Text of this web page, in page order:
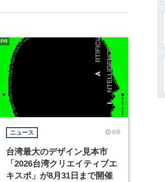
ニュース 8/6
台湾最大のデザイン見本市
「2026台湾クリエイティブエ
キスポ」が8月31日まで開催
PR